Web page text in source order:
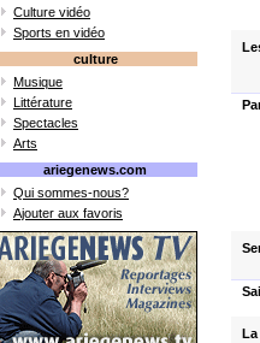
Culture vidéo
Sports en vidéo
culture
Musique
Littérature
Spectacles
Arts
ariegenews.com
Qui sommes-nous?
Ajouter aux favoris
La